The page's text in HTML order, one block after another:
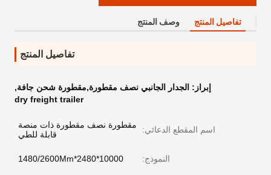
تفاصيل المنتج وصف المنتج
تفاصيل المنتج
إبراز: الجدار الجانبي نصف مقطورة,مقطورة شحن جافة,
dry freight trailer
اسم المقطع الدعائي:
مقطورة نصف مقطورة ذات منصة
قابلة للطي
النموذج: 10000*2480*1480/2600Mm